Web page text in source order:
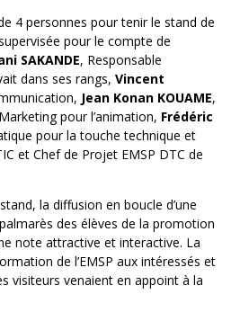
4 personnes pour tenir le stand de
pour le compte de
SAKANDE, Responsable
dans ses rangs, Vincent
Jean Konan KOUAME,
pour l’animation, Frédéric
pour la touche technique et
et Chef de Projet EMSP DTC de
la diffusion en boucle d’une
des élèves de la promotion
note attractive et interactive. La
de l’EMSP aux intéressés et
visiteurs venaient en appoint à la